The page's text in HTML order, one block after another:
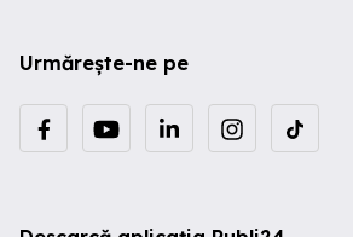
Urmărește-ne pe